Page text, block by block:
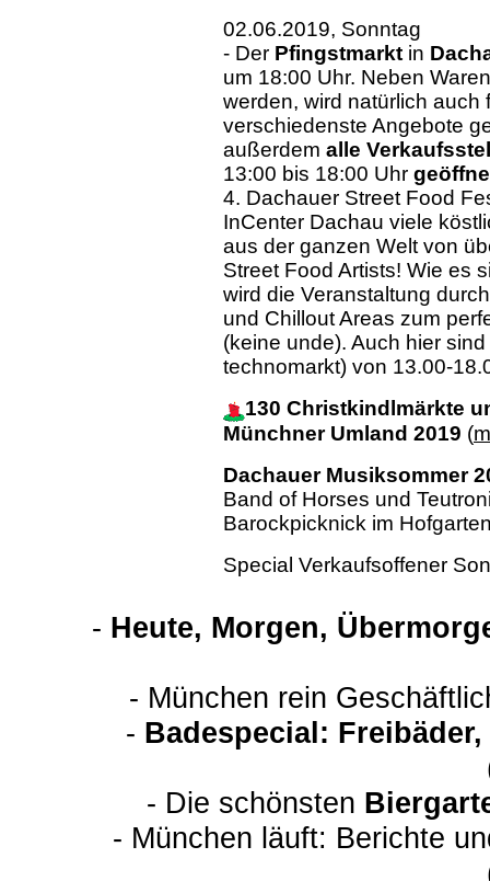
02.06.2019, Sonntag
- Der Pfingstmarkt in
um 18:00 Uhr. Neben
werden, wird natürlich auch
verschiedenste Angebote
außerdem alle
13:00 bis 18:00 Uhr
4. Dachauer Street Food
InCenter Dachau viele
aus der ganzen Welt von
Street Food Artists! Wie es
wird die Veranstaltung
und Chillout Areas zum
(keine unde). Auch hier
technomarkt) von 13.00-
130 Christkindlmärkte
Münchner Umland 2019 (
Dachauer Musiksommer
Band of Horses und
Barockpicknick im
Special Verkaufsoffener
- Heute, Morgen,
- München rein
- Badespecial:
- Die schönsten
- München läuft: Berichte